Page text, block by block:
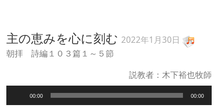
主の恵みを心に刻む 2022年1月30日
朝拝 詩編１０３篇１～５節
説教者：木下裕也牧師
声
00:00 00:00